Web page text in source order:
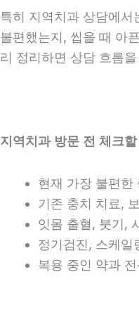
특히 지역치과 상담에
불편했는지, 씹을 때 아
리 정리하면 상담 흐름
지역치과 방문 전 체크
현재 가장 불편
기존 충치 치료,
잇몸 출혈, 붓기,
정기검진, 스케일
복용 중인 약과